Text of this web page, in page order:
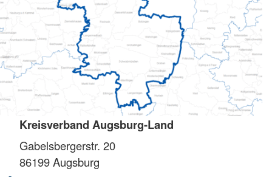
Kreisverband Augsburg-Land
Gabelsbergerstr. 20
86199Augsburg